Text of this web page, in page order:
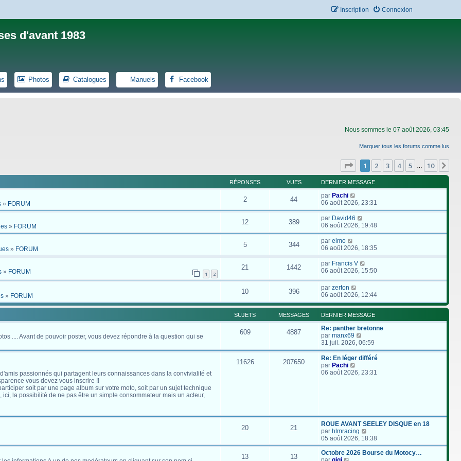
Connexion
Inscription
d'avant 1983
Photos Catalogues Manuels Facebook
Nous sommes le 07 août 2026, 03:45
Marquer tous les forums comme lus
Page 1sur10
1 2 3 4 5 10
RÉPONSES VUES DERNIER MESSAGE
» FORUM
2 44 par Pachi
06 août 2026, 23:31
» FORUM
12 389 par David46
06 août 2026, 19:48
» FORUM
5 344 par elmo
06 août 2026, 18:35
1 2
» FORUM
21 1442 par Francis V
06 août 2026, 15:50
» FORUM
10 396 par zerton
06 août 2026, 12:44
SUJETS MESSAGES DERNIER MESSAGE
.... Avant de pouvoir poster, vous devez répondre à la question qui se
609 4887
Re: panther bretonne
par manx69
o
n
s
l
e
r
n
e
31 juil. 2026, 06:59
passionnés qui partagent leurs connaissances dans la convivialité et
vous devez vous inscrire !!
soit par une page album sur votre moto, soit par un sujet technique
la possibilité de ne pas être un simple consommateur mais un acteur,
11626 207650
Re: En léger différé
par Pachi
o
e
r
l
e
d
e
06 août 2026, 23:31
20 21
ROUE AVANT SEELEY DISQUE en 18
par hlmracing
o
n
s
05 août 2026, 18:38
13 13
Octobre 2026 Bourse du Motocy…